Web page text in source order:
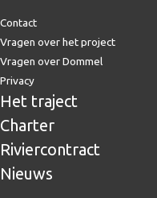
Contact
Vragen over het project
Vragen over Dommel
Privacy
Het traject
Charter
Riviercontract
Nieuws